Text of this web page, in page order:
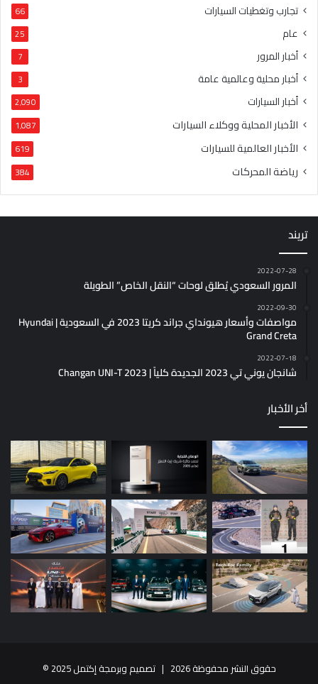
تجارب وتغطيات السيارات 66
عام 25
أخبار المرور 7
أخبار محلية وعالمية عامة 3
أخبار السيارات 2٬090
الأخبار المحلية ووكلاء السيارات 1٬087
الأخبار العالمية للسيارات 619
رياضة المحركات 384
تريند
2022-07-28
المرور السعودي يُطلق لوحات “النقل الخاص” الطويلة
2022-09-30
مواصفات وأسعار هيونداي جراند كريتا 2023 في السعودية | Hyundai
Grand Creta
2022-07-18
شانجان يوني تي 2023 الجديدة كلياً | Changan UNI-T 2023
أخر الأخبار
حقوق النشر محفوظة 2026 | تصميم وبرمجة إكتمل 2025 ©